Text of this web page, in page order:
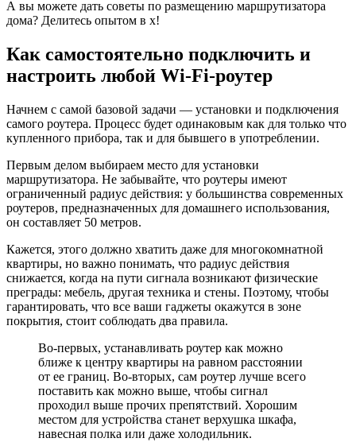
А вы можете дать советы по размещению маршрутизатора
дома? Делитесь опытом в х!
Как самостоятельно подключить и
настроить любой Wi-Fi-роутер
Начнем с самой базовой задачи — установки и подключения
самого роутера. Процесс будет одинаковым как для только что
купленного прибора, так и для бывшего в употреблении.
Первым делом выбираем место для установки
маршрутизатора. Не забывайте, что роутеры имеют
ограниченный радиус действия: у большинства современных
роутеров, предназначенных для домашнего использования,
он составляет 50 метров.
Кажется, этого должно хватить даже для многокомнатной
квартиры, но важно понимать, что радиус действия
снижается, когда на пути сигнала возникают физические
преграды: мебель, другая техника и стены. Поэтому, чтобы
гарантировать, что все ваши гаджеты окажутся в зоне
покрытия, стоит соблюдать два правила.
Во-первых, устанавливать роутер как можно
ближе к центру квартиры на равном расстоянии
от ее границ. Во-вторых, сам роутер лучше всего
поставить как можно выше, чтобы сигнал
проходил выше прочих препятствий. Хорошим
местом для устройства станет верхушка шкафа,
навесная полка или даже холодильник.